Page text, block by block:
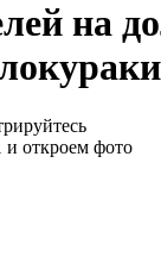
на
и откроем фото